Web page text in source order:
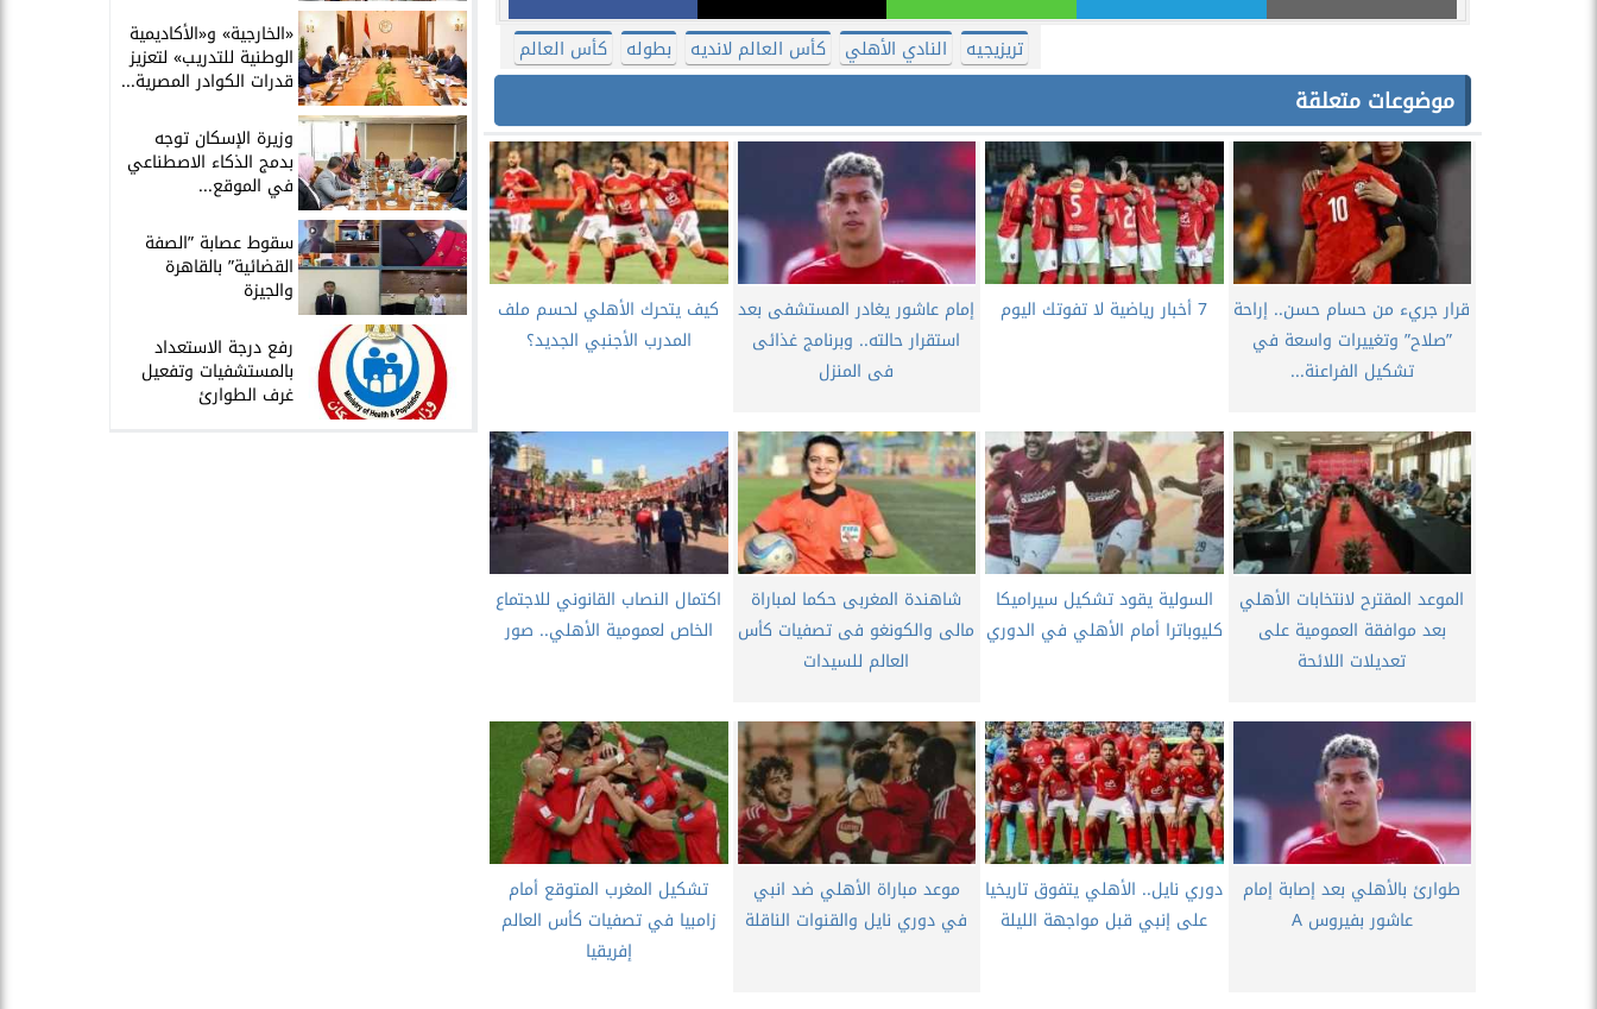
تريزيجيه النادي الأهلي كأس العالم لانديه بطوله كأس العالم
موضوعات متعلقة
قرار جريء من حسام حسن.. إراحة
”صلاح” وتغييرات واسعة في
تشكيل الفراعنة...
7 أخبار رياضية لا تفوتك اليوم
إمام عاشور يغادر المستشفى بعد
استقرار حالته.. وبرنامج غذائى
فى المنزل
كيف يتحرك الأهلي لحسم ملف
المدرب الأجنبي الجديد؟
الموعد المقترح لانتخابات الأهلي
بعد موافقة العمومية على
تعديلات اللائحة
السولية يقود تشكيل سيراميكا
كليوباترا أمام الأهلي في الدوري
شاهندة المغربى حكما لمباراة
مالى والكونغو فى تصفيات كأس
العالم للسيدات
اكتمال النصاب القانوني للاجتماع
الخاص لعمومية الأهلي.. صور
طوارئ بالأهلي بعد إصابة إمام
عاشور بفيروس A
دوري نايل.. الأهلي يتفوق تاريخيا
على إنبي قبل مواجهة الليلة
موعد مباراة الأهلي ضد انبي
في دوري نايل والقنوات الناقلة
تشكيل المغرب المتوقع أمام
زامبيا في تصفيات كأس العالم
إفريقيا
​«الخارجية» و«الأكاديمية
الوطنية للتدريب» لتعزيز
قدرات الكوادر المصرية...
​وزيرة الإسكان توجه
بدمج الذكاء الاصطناعي
في الموقع...
سقوط عصابة ”الصفة
القضائية” بالقاهرة
والجيزة
​رفع درجة الاستعداد
بالمستشفيات وتفعيل
غرف الطوارئ